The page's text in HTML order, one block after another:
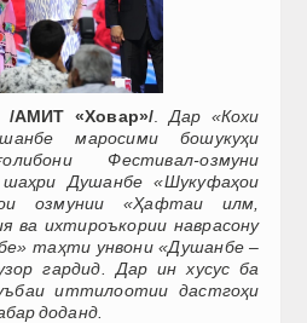
/АМИТ «Ховар»/
Дар «Кохи
маросими бошукуҳи
Фестивал-озмуни
шаҳри Душанбе «Шукуфаҳои
озмунии «Ҳафтаи илм,
ва ихтироъкории наврасону
таҳти унвони «Душанбе –
гардид. Дар ин хусус ба
иттилоотии дастгоҳи
доданд.